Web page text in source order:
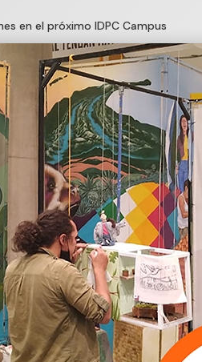
en el próximo IDPC Campus